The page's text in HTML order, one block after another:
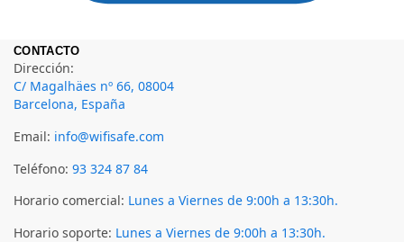
CONTACTO
Dirección:
C/ Magalhäes nº 66, 08004
Barcelona, España
Email: info@wifisafe.com
Teléfono: 93 324 87 84
Horario comercial: Lunes a Viernes de 9:00h a 13:30h.
Horario soporte: Lunes a Viernes de 9:00h a 13:30h.